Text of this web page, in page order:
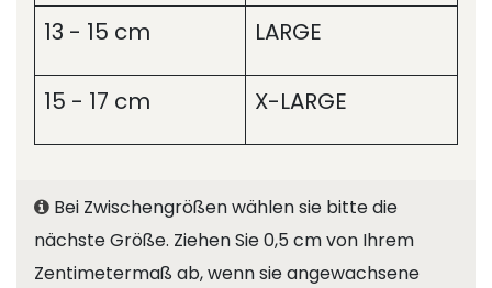
13 - 15 cm LARGE
15 - 17 cm X-LARGE
Bei Zwischengrößen wählen sie bitte die
nächste Größe. Ziehen Sie 0,5 cm von Ihrem
Zentimetermaß ab, wenn sie angewachsene